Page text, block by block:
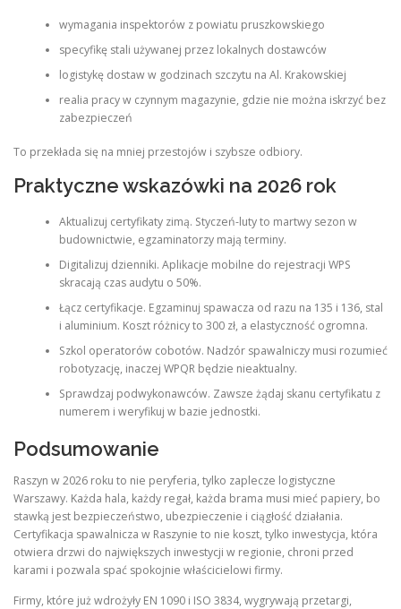
wymagania inspektorów z powiatu pruszkowskiego
specyfikę stali używanej przez lokalnych dostawców
logistykę dostaw w godzinach szczytu na Al. Krakowskiej
realia pracy w czynnym magazynie, gdzie nie można iskrzyć bez
zabezpieczeń
To przekłada się na mniej przestojów i szybsze odbiory.
Praktyczne wskazówki na 2026 rok
Aktualizuj certyfikaty zimą. Styczeń-luty to martwy sezon w
budownictwie, egzaminatorzy mają terminy.
Digitalizuj dzienniki. Aplikacje mobilne do rejestracji WPS
skracają czas audytu o 50%.
Łącz certyfikacje. Egzaminuj spawacza od razu na 135 i 136, stal
i aluminium. Koszt różnicy to 300 zł, a elastyczność ogromna.
Szkol operatorów cobotów. Nadzór spawalniczy musi rozumieć
robotyzację, inaczej WPQR będzie nieaktualny.
Sprawdzaj podwykonawców. Zawsze żądaj skanu certyfikatu z
numerem i weryfikuj w bazie jednostki.
Podsumowanie
Raszyn w 2026 roku to nie peryferia, tylko zaplecze logistyczne
Warszawy. Każda hala, każdy regał, każda brama musi mieć papiery, bo
stawką jest bezpieczeństwo, ubezpieczenie i ciągłość działania.
Certyfikacja spawalnicza w Raszynie to nie koszt, tylko inwestycja, która
otwiera drzwi do największych inwestycji w regionie, chroni przed
karami i pozwala spać spokojnie właścicielowi firmy.
Firmy, które już wdrożyły EN 1090 i ISO 3834, wygrywają przetargi,